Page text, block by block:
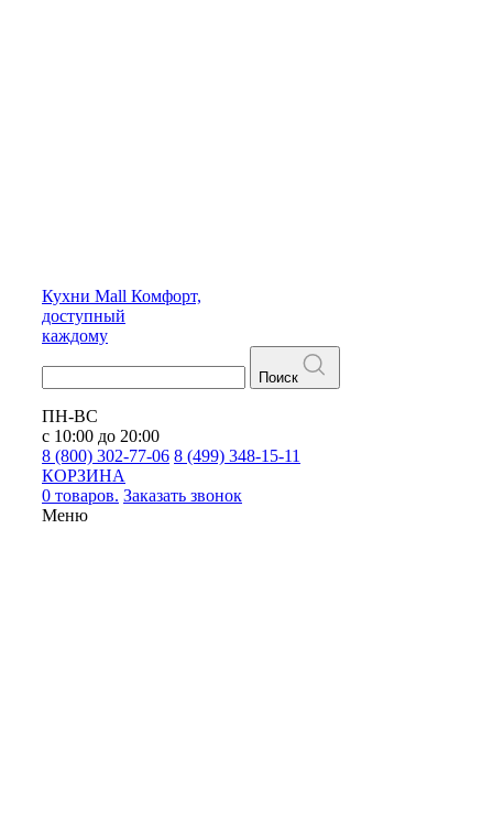
Кухни Mall Комфорт,
доступный
каждому
Поиск
ПН-ВС
с 10:00 до 20:00
8 (800) 302-77-06 8 (499) 348-15-11
КОРЗИНА
0 товаров. Заказать звонок
Меню